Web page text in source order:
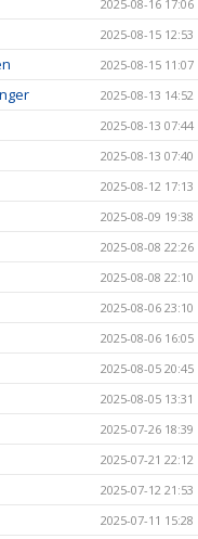
2025-08-16 17:06
2025-08-15 12:53
2025-08-15 11:07
2025-08-13 14:52
2025-08-13 07:44
2025-08-13 07:40
2025-08-12 17:13
2025-08-09 19:38
2025-08-08 22:26
2025-08-08 22:10
2025-08-06 23:10
2025-08-06 16:05
2025-08-05 20:45
2025-08-05 13:31
2025-07-26 18:39
2025-07-21 22:12
2025-07-12 21:53
2025-07-11 15:28